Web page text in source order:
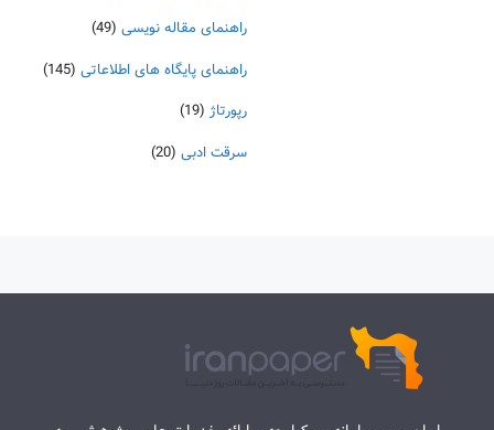
راهنمای مقاله نویسی (49)
راهنمای پایگاه های اطلاعاتی (145)
رپورتاژ (19)
سرقت ادبی (20)